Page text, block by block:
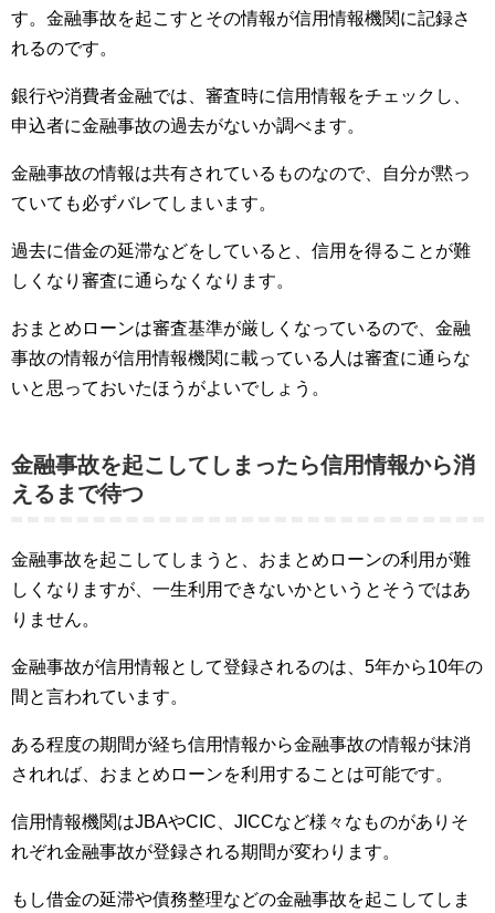
す。金融事故を起こすとその情報が信用情報機関に記録さ
れるのです。
銀行や消費者金融では、審査時に信用情報をチェックし、
申込者に金融事故の過去がないか調べます。
金融事故の情報は共有されているものなので、自分が黙っ
ていても必ずバレてしまいます。
過去に借金の延滞などをしていると、信用を得ることが難
しくなり審査に通らなくなります。
おまとめローンは審査基準が厳しくなっているので、金融
事故の情報が信用情報機関に載っている人は審査に通らな
いと思っておいたほうがよいでしょう。
金融事故を起こしてしまったら信用情報から消
えるまで待つ
金融事故を起こしてしまうと、おまとめローンの利用が難
しくなりますが、一生利用できないかというとそうではあ
りません。
金融事故が信用情報として登録されるのは、5年から10年の
間と言われています。
ある程度の期間が経ち信用情報から金融事故の情報が抹消
されれば、おまとめローンを利用することは可能です。
信用情報機関はJBAやCIC、JICCなど様々なものがありそ
れぞれ金融事故が登録される期間が変わります。
もし借金の延滞や債務整理などの金融事故を起こしてしま